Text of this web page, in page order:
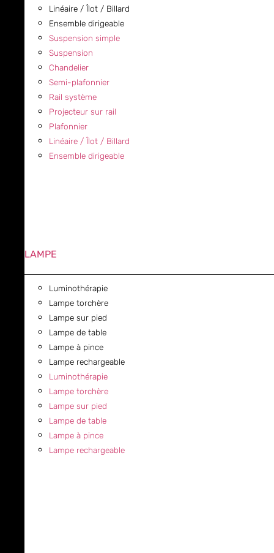
Linéaire / Îlot / Billard
Ensemble dirigeable
Suspension simple
Suspension
Chandelier
Semi-plafonnier
Rail système
Projecteur sur rail
Plafonnier
Linéaire / Îlot / Billard
Ensemble dirigeable
LAMPE
Luminothérapie
Lampe torchère
Lampe sur pied
Lampe de table
Lampe à pince
Lampe rechargeable
Luminothérapie
Lampe torchère
Lampe sur pied
Lampe de table
Lampe à pince
Lampe rechargeable